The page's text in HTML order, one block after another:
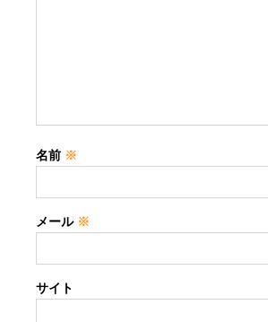
名前 ※
メール ※
サイト